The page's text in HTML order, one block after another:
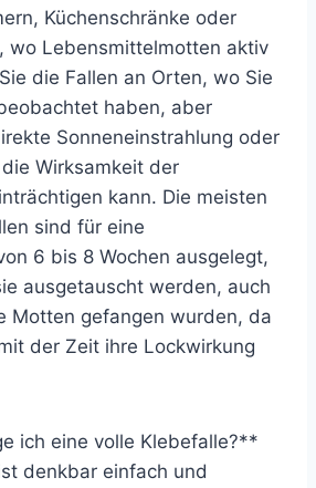
Küchenschränke oder
wo Lebensmittelmotten aktiv
die Fallen an Orten, wo Sie
haben, aber
Sonneneinstrahlung oder
Wirksamkeit der
kann. Die meisten
sind für eine
6 bis 8 Wochen ausgelegt,
ausgetauscht werden, auch
Motten gefangen wurden, da
der Zeit ihre Lockwirkung
ich eine volle Klebefalle?**
denkbar einfach und